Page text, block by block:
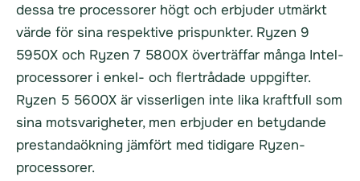
dessa tre processorer högt och erbjuder utmärkt
värde för sina respektive prispunkter. Ryzen 9
5950X och Ryzen 7 5800X överträffar många Intel-
processorer i enkel- och flertrådade uppgifter.
Ryzen 5 5600X är visserligen inte lika kraftfull som
sina motsvarigheter, men erbjuder en betydande
prestandaökning jämfört med tidigare Ryzen-
processorer.